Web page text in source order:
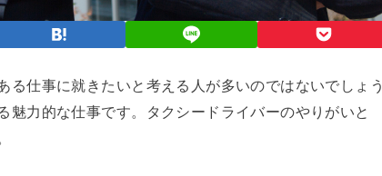
る仕事に就きたいと考える人が多いのではないでしょう
魅力的な仕事です。タクシードライバーのやりがいと